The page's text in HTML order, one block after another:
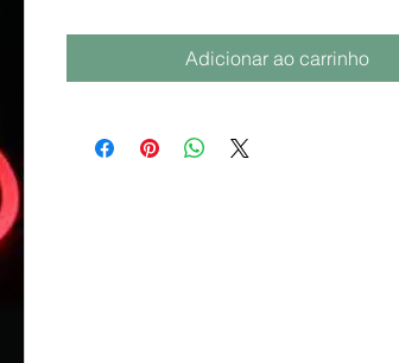
Adicionar ao carrinho